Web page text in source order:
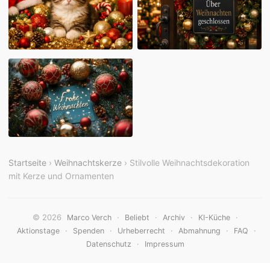
Startseite › Weihnachtskerze › Stilvolle Weihnachtsdekoration
mit Kerze und Ornamenten
© 2026 Marco Verch · Beliebt · Archiv · KI-Küche ·
Aktionstage · Spenden · Urheberrecht · Abmahnung · FAQ ·
Datenschutz · Impressum